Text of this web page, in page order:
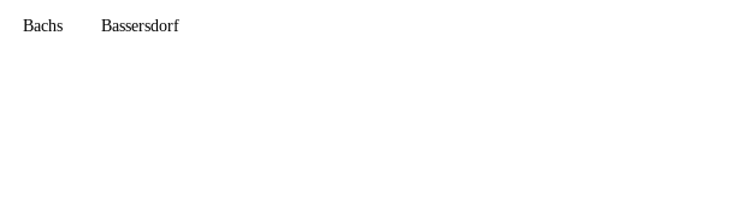
Bachs Bassersdorf